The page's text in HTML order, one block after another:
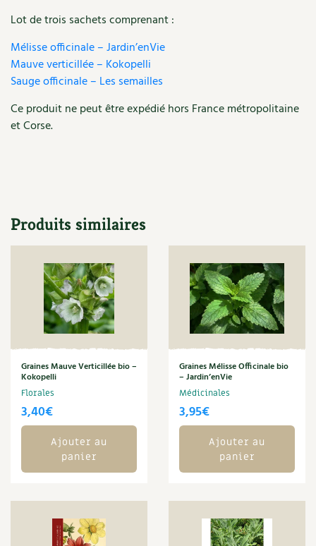
Énergie
Entretien de la maison
Les plantes et leurs vertus
Soins et cosmétiques au naturel
Société et alternatives
Vivre l’écologie
Protéger la nature
Autonomie
Actions pour la planète
Les 4 saisons
Archives
Bonnes adresses
Liste des pépiniéristes
Lot de trois sachets comprenant :
Mélisse officinale – Jardin’enVie
Mauve verticillée – Kokopelli
Sauge officinale – Les semailles
Ce produit ne peut être expédié hors France métropolitaine
et Corse.
Produits similaires
Graines Mauve Verticillée bio –
Kokopelli
Florales
3,40€
Ajouter au
panier
Graines Mélisse Officinale bio
– Jardin’enVie
Médicinales
3,95€
Ajouter au
panier